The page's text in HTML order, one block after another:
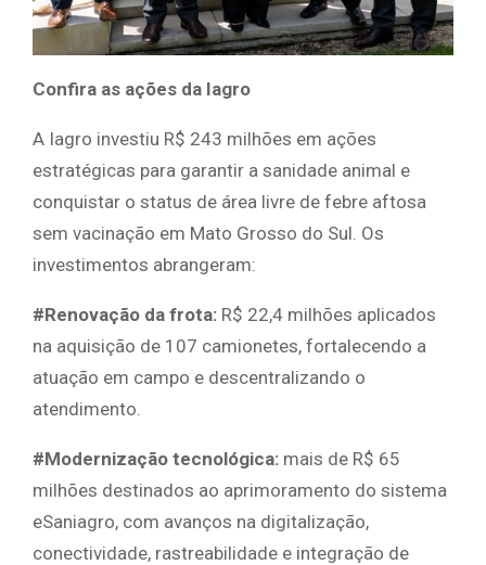
Confira as ações da Iagro
A Iagro investiu R$ 243 milhões em ações
estratégicas para garantir a sanidade animal e
conquistar o status de área livre de febre aftosa
sem vacinação em Mato Grosso do Sul. Os
investimentos abrangeram:
#Renovação da frota: R$ 22,4 milhões aplicados
na aquisição de 107 camionetes, fortalecendo a
atuação em campo e descentralizando o
atendimento.
#Modernização tecnológica: mais de R$ 65
milhões destinados ao aprimoramento do sistema
eSaniagro, com avanços na digitalização,
conectividade, rastreabilidade e integração de